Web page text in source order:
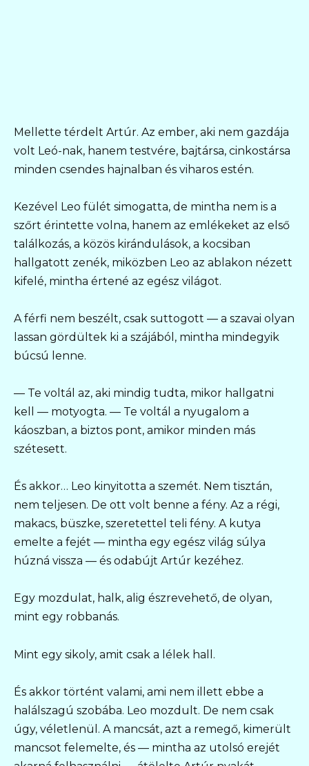
Mellette térdelt Artúr. Az ember, aki nem gazdája
volt Leó-nak, hanem testvére, bajtársa, cinkostársa
minden csendes hajnalban és viharos estén.
Kezével Leo fülét simogatta, de mintha nem is a
szőrt érintette volna, hanem az emlékeket az első
találkozás, a közös kirándulások, a kocsiban
hallgatott zenék, miközben Leo az ablakon nézett
kifelé, mintha értené az egész világot.
A férfi nem beszélt, csak suttogott — a szavai olyan
lassan gördültek ki a szájából, mintha mindegyik
búcsú lenne.
— Te voltál az, aki mindig tudta, mikor hallgatni
kell — motyogta. — Te voltál a nyugalom a
káoszban, a biztos pont, amikor minden más
szétesett.
És akkor… Leo kinyitotta a szemét. Nem tisztán,
nem teljesen. De ott volt benne a fény. Az a régi,
makacs, büszke, szeretettel teli fény. A kutya
emelte a fejét — mintha egy egész világ súlya
húzná vissza — és odabújt Artúr kezéhez.
Egy mozdulat, halk, alig észrevehető, de olyan,
mint egy robbanás.
Mint egy sikoly, amit csak a lélek hall.
És akkor történt valami, ami nem illett ebbe a
halálszagú szobába. Leo mozdult. De nem csak
úgy, véletlenül. A mancsát, azt a remegő, kimerült
mancsot felemelte, és — mintha az utolsó erejét